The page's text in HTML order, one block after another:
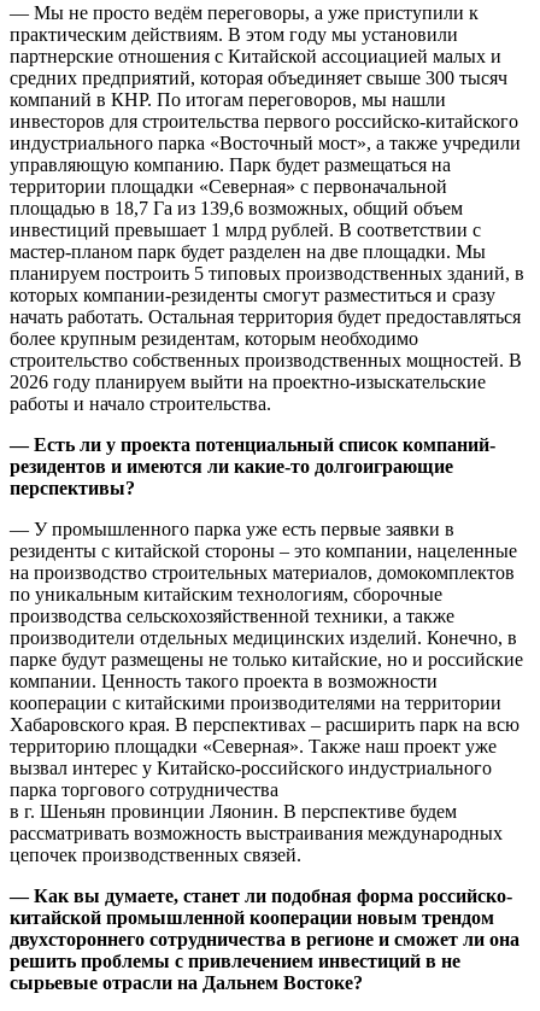
— Мы не просто ведём переговоры, а уже приступили к
практическим действиям. В этом году мы установили
партнерские отношения с Китайской ассоциацией малых и
средних предприятий, которая объединяет свыше 300 тысяч
компаний в КНР. По итогам переговоров, мы нашли
инвесторов для строительства первого российско-китайского
индустриального парка «Восточный мост», а также учредили
управляющую компанию. Парк будет размещаться на
территории площадки «Северная» с первоначальной
площадью в 18,7 Га из 139,6 возможных, общий объем
инвестиций превышает 1 млрд рублей. В соответствии с
мастер-планом парк будет разделен на две площадки. Мы
планируем построить 5 типовых производственных зданий, в
которых компании-резиденты смогут разместиться и сразу
начать работать. Остальная территория будет предоставляться
более крупным резидентам, которым необходимо
строительство собственных производственных мощностей. В
2026 году планируем выйти на проектно-изыскательские
работы и начало строительства.
— Есть ли у проекта потенциальный список компаний-
резидентов и имеются ли какие-то долгоиграющие
перспективы?
— У промышленного парка уже есть первые заявки в
резиденты с китайской стороны – это компании, нацеленные
на производство строительных материалов, домокомплектов
по уникальным китайским технологиям, сборочные
производства сельскохозяйственной техники, а также
производители отдельных медицинских изделий. Конечно, в
парке будут размещены не только китайские, но и российские
компании. Ценность такого проекта в возможности
кооперации с китайскими производителями на территории
Хабаровского края. В перспективах – расширить парк на всю
территорию площадки «Северная». Также наш проект уже
вызвал интерес у Китайско-российского индустриального
парка торгового сотрудничества
в г. Шеньян провинции Ляонин. В перспективе будем
рассматривать возможность выстраивания международных
цепочек производственных связей.
— Как вы думаете, станет ли подобная форма российско-
китайской промышленной кооперации новым трендом
двухстороннего сотрудничества в регионе и сможет ли она
решить проблемы с привлечением инвестиций в не
сырьевые отрасли на Дальнем Востоке?